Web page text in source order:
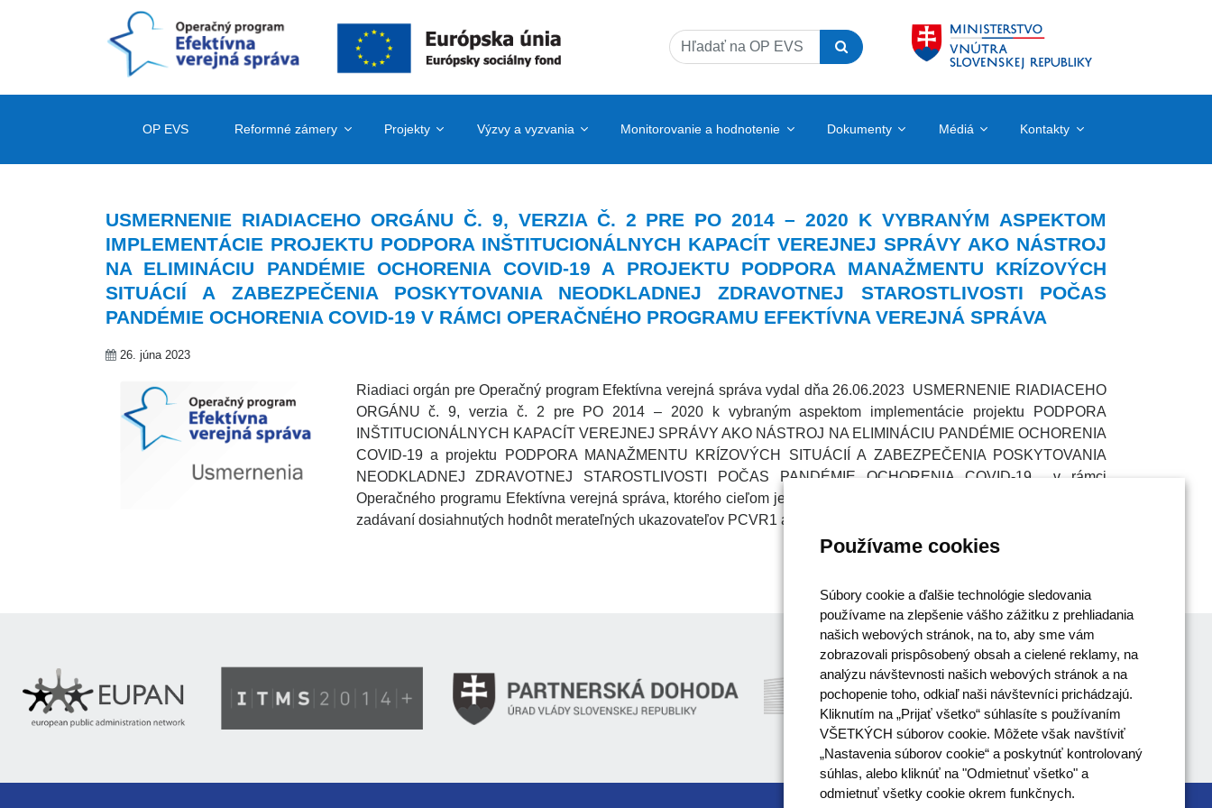
Search
OP EVS Reformné zámery Projekty Výzvy a vyzvania Monitorovanie a hodnotenie Dokumenty Médiá Kontakty
USMERNENIE RIADIACEHO ORGÁNU Č. 9, VERZIA Č. 2 PRE PO 2014 – 2020 K VYBRANÝM ASPEKTOM
IMPLEMENTÁCIE PROJEKTU PODPORA INŠTITUCIONÁLNYCH KAPACÍT VEREJNEJ SPRÁVY AKO NÁSTROJ
NA ELIMINÁCIU PANDÉMIE OCHORENIA COVID-19 A PROJEKTU PODPORA MANAŽMENTU KRÍZOVÝCH
SITUÁCIÍ A ZABEZPEČENIA POSKYTOVANIA NEODKLADNEJ ZDRAVOTNEJ STAROSTLIVOSTI POČAS
PANDÉMIE OCHORENIA COVID-19 V RÁMCI OPERAČNÉHO PROGRAMU EFEKTÍVNA VEREJNÁ SPRÁVA
26. júna 2023
Riadiaci orgán pre Operačný program Efektívna verejná správa vydal dňa 26.06.2023 USMERNENIE RIADIACEHO
ORGÁNU č. 9, verzia č. 2 pre PO 2014 – 2020 k vybraným aspektom implementácie projektu PODPORA
INŠTITUCIONÁLNYCH KAPACÍT VEREJNEJ SPRÁVY AKO NÁSTROJ NA ELIMINÁCIU PANDÉMIE OCHORENIA
COVID-19 a projektu PODPORA MANAŽMENTU KRÍZOVÝCH SITUÁCIÍ A ZABEZPEČENIA POSKYTOVANIA
NEODKLADNEJ ZDRAVOTNEJ STAROSTLIVOSTI POČAS PANDÉMIE OCHORENIA COVID-19 v rámci
Operačného programu Efektívna verejná správa, ktorého cieľom je usmerniť prijímateľa/partnera ako postupovať pri
zadávaní dosiahnutých hodnôt merateľných ukazovateľov PCVR1 a PCV31.
Používame cookies
Súbory cookie a ďalšie technológie sledovania
používame na zlepšenie vášho zážitku z prehliadania
našich webových stránok, na to, aby sme vám
zobrazovali prispôsobený obsah a cielené reklamy, na
analýzu návštevnosti našich webových stránok a na
pochopenie toho, odkiaľ naši návštevníci prichádzajú.
Kliknutím na „Prijať všetko“ súhlasíte s používaním
VŠETKÝCH súborov cookie. Môžete však navštíviť
„Nastavenia súborov cookie“ a poskytnúť kontrolovaný
súhlas, alebo kliknúť na "Odmietnuť všetko" a
odmietnuť všetky cookie okrem funkčnych.